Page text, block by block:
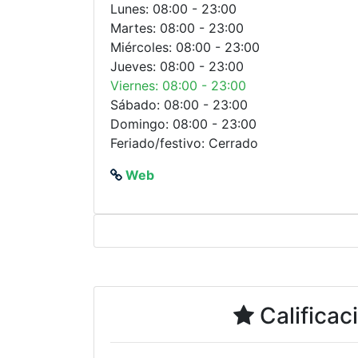
Lunes: 08:00 - 23:00
Martes: 08:00 - 23:00
Miércoles: 08:00 - 23:00
Jueves: 08:00 - 23:00
Viernes: 08:00 - 23:00
Sábado: 08:00 - 23:00
Domingo: 08:00 - 23:00
Feriado/festivo: Cerrado
Web